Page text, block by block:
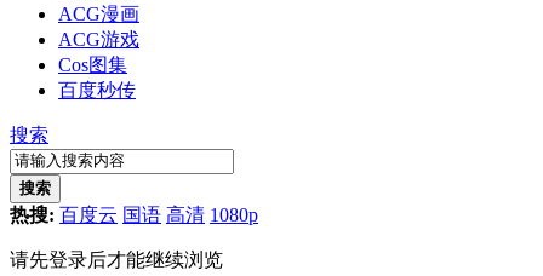
ACG漫画
ACG游戏
Cos图集
百度秒传
搜索
搜索
热搜: 百度云 国语 高清 1080p
请先登录后才能继续浏览